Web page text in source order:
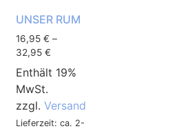
UNSER RUM
16,95 € –
32,95 €
Enthält 19%
MwSt.
zzgl. Versand
Lieferzeit: ca. 2-